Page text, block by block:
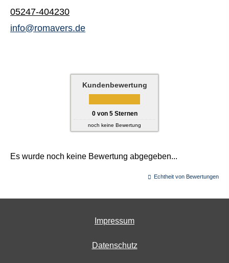
05247-404230
info@romavers.de
Kundenbewertung
0von 5Sternen
noch keine Bewertung
Es wurde noch keine Bewertung abgegeben...
Echtheit von Bewertungen
Impressum
Datenschutz